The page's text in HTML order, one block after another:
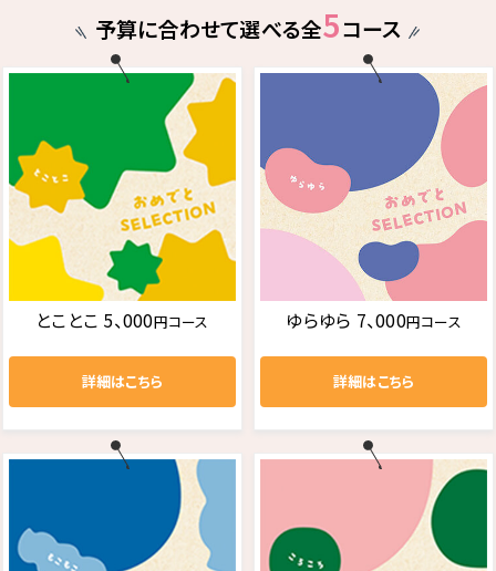
予算に合わせて選べる全5コース
とことこ 5、000円コース
詳細はこちら
ゆらゆら 7、000円コース
詳細はこちら